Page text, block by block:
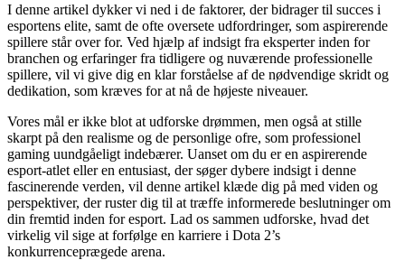
I denne artikel dykker vi ned i de faktorer, der bidrager til succes i
esportens elite, samt de ofte oversete udfordringer, som aspirerende
spillere står over for. Ved hjælp af indsigt fra eksperter inden for
branchen og erfaringer fra tidligere og nuværende professionelle
spillere, vil vi give dig en klar forståelse af de nødvendige skridt og
dedikation, som kræves for at nå de højeste niveauer.
Vores mål er ikke blot at udforske drømmen, men også at stille
skarpt på den realisme og de personlige ofre, som professionel
gaming uundgåeligt indebærer. Uanset om du er en aspirerende
esport-atlet eller en entusiast, der søger dybere indsigt i denne
fascinerende verden, vil denne artikel klæde dig på med viden og
perspektiver, der ruster dig til at træffe informerede beslutninger om
din fremtid inden for esport. Lad os sammen udforske, hvad det
virkelig vil sige at forfølge en karriere i Dota 2’s
konkurrenceprægede arena.